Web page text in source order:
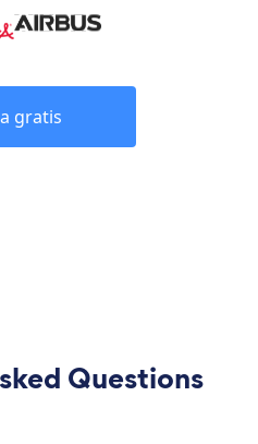
gratis
Questions